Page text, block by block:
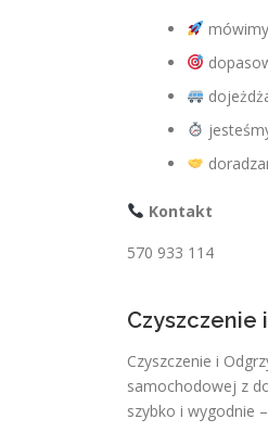
Kontakt
570 933 114
Czyszczenie
Czyszczenie i
samochodowej z
szybko i wygodnie